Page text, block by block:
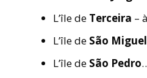
L’île de Terceira –
L’île de São Miguel
L’île de São Pedro